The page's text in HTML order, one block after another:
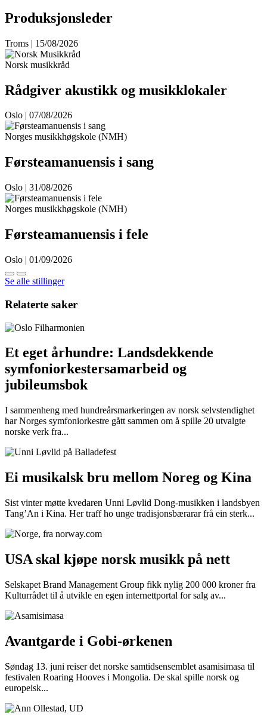
Produksjonsleder
Troms | 15/08/2026
Norsk musikkråd
Rådgiver akustikk og musikklokaler
Oslo | 07/08/2026
Norges musikkhøgskole (NMH)
Førsteamanuensis i sang
Oslo | 31/08/2026
Norges musikkhøgskole (NMH)
Førsteamanuensis i fele
Oslo | 01/09/2026
Se alle stillinger
Relaterte saker
Et eget århundre: Landsdekkende
symfoniorkestersamarbeid og
jubileumsbok
I sammenheng med hundreårsmarkeringen av norsk selvstendighet
har Norges symfoniorkestre gått sammen om å spille 20 utvalgte
norske verk fra...
Ei musikalsk bru mellom Noreg og Kina
Sist vinter møtte kvedaren Unni Løvlid Dong-musikken i landsbyen
Tang’An i Kina. Her traff ho unge tradisjonsbærarar frå ein sterk...
USA skal kjøpe norsk musikk på nett
Selskapet Brand Management Group fikk nylig 200 000 kroner fra
Kulturrådet til å utvikle en egen internettportal for salg av...
Avantgarde i Gobi-ørkenen
Søndag 13. juni reiser det norske samtidsensemblet asamisimasa til
festivalen Roaring Hooves i Mongolia. De skal spille norsk og
europeisk...